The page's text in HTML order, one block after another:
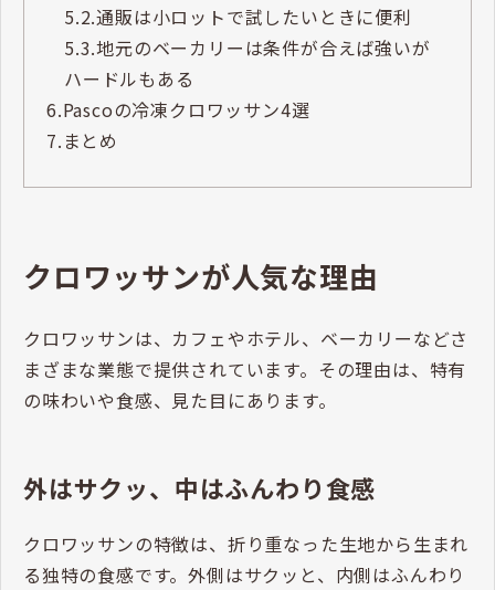
5.2.通販は小ロットで試したいときに便利
5.3.地元のベーカリーは条件が合えば強いが
ハードルもある
6.Pascoの冷凍クロワッサン4選
7. まとめ
クロワッサンが人気な理由
クロワッサンは、カフェやホテル、ベーカリーなどさ
まざまな業態で提供されています。その理由は、特有
の味わいや食感、見た目にあります。
外はサクッ、中はふんわり食感
クロワッサンの特徴は、折り重なった生地から生まれ
る独特の食感です。外側はサクッと、内側はふんわり